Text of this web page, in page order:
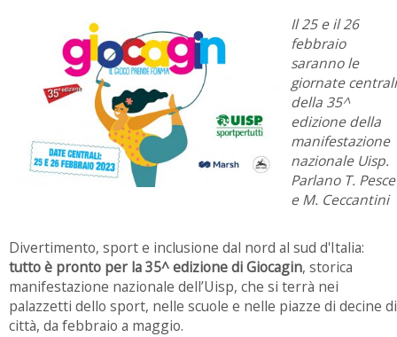
Il 25 e il 26
febbraio
saranno le
giornate centrali
della 35^
edizione della
manifestazione
nazionale Uisp.
Parlano T. Pesce
e M. Ceccantini
Divertimento, sport e inclusione dal nord al sud d'Italia:
tutto è pronto per la 35^ edizione di Giocagin, storica
manifestazione nazionale dell’Uisp, che si terrà nei
palazzetti dello sport, nelle scuole e nelle piazze di decine di
città, da febbraio a maggio.